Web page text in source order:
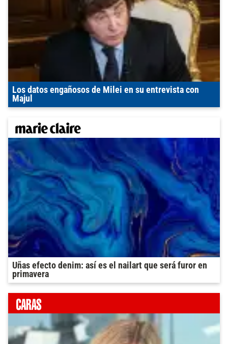
Los datos engañosos de Milei en su entrevista con
Majul
Uñas efecto denim: así es el nailart que será furor en
primavera